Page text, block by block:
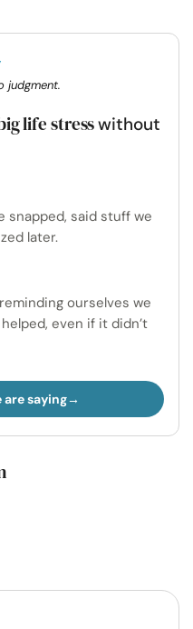
judgment.
life stresswithout
snapped, said stuff we
later.
ourselves we
even if it didn’t
are saying